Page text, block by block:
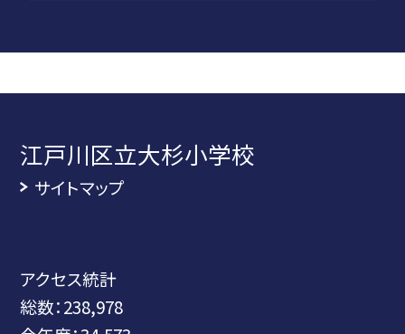
江戸川区立大杉小学校
サイトマップ
アクセス統計
総数：238,978